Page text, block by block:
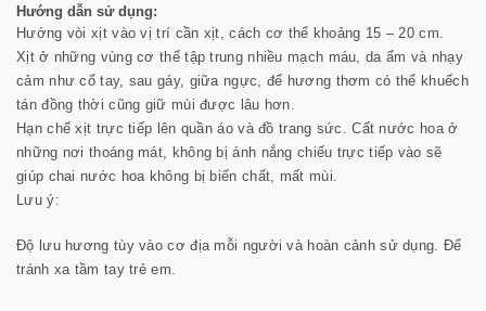
Hướng dẫn sử dụng:
Hướng vòi xịt vào vị trí cần xịt, cách cơ thể khoảng 15 – 20 cm.
Xịt ở những vùng cơ thể tập trung nhiều mạch máu, da ẩm và nhạy
cảm như cổ tay, sau gáy, giữa ngực, để hương thơm có thể khuếch
tán đồng thời cũng giữ mùi được lâu hơn.
Hạn chế xịt trực tiếp lên quần áo và đồ trang sức. Cất nước hoa ở
những nơi thoáng mát, không bị ánh nắng chiếu trực tiếp vào sẽ
giúp chai nước hoa không bị biến chất, mất mùi.
Lưu ý:
Độ lưu hương tùy vào cơ địa mỗi người và hoàn cảnh sử dụng. Để
tránh xa tầm tay trẻ em.